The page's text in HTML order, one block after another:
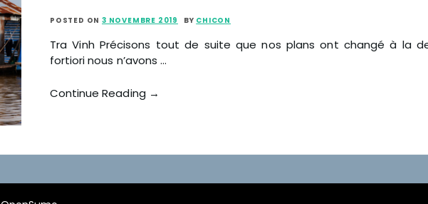
POSTED ON 3 NOVEMBRE 2019 BY CHICON
Tra Vinh Précisons tout de suite que nos plans ont changé à la
fortiori nous n’avons …
Continue Reading →